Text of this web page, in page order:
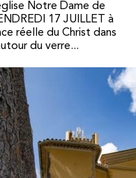
Notre Dame de
17 JUILLET à
réelle du Christ dans
du verre...